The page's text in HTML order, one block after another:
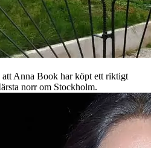
att Anna Book har köpt ett riktigt
norr om Stockholm.